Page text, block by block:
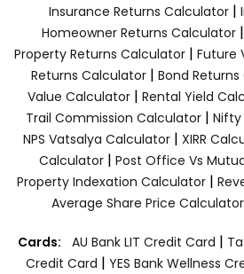
Insurance Returns Calculator |
Homeowner Returns Calculator |
Property Returns Calculator | Future
Returns Calculator | Bond
Value Calculator | Rental Yield
Trail Commission Calculator|
NPS Vatsalya Calculator| XIRR
Calculator| Post Office Vs
Property Indexation Calculator |
Average Share Price Calculator
Cards: AU Bank LIT Credit Card |
Credit Card | YES Bank Wellness